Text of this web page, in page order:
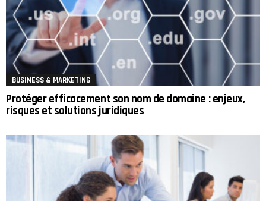
BUSINESS & MARKETING
Protéger efficacement son nom de domaine : enjeux,
risques et solutions juridiques